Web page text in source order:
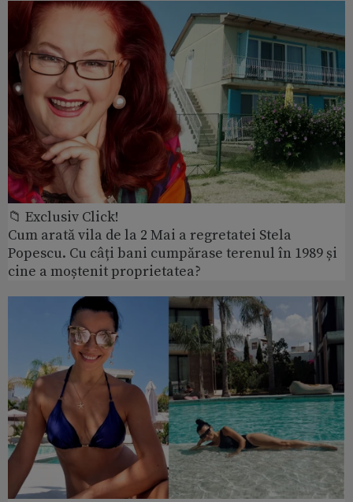
📁 Exclusiv Click!
Cum arată vila de la 2 Mai a regretatei Stela
Popescu. Cu câți bani cumpărase terenul în 1989 și
cine a moștenit proprietatea?